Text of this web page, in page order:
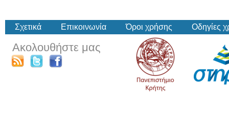
Σχετικά Επικοινωνία Όροι χρήσης Οδηγίες
Ακολουθήστε μας